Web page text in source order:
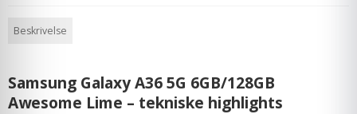
Beskrivelse
Samsung Galaxy A36 5G 6GB/128GB
Awesome Lime – tekniske highlights